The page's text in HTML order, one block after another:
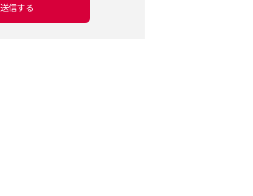
送信する